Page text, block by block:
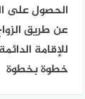
الحصول على
عن طريق
للإقامة
خطوة بخطوة